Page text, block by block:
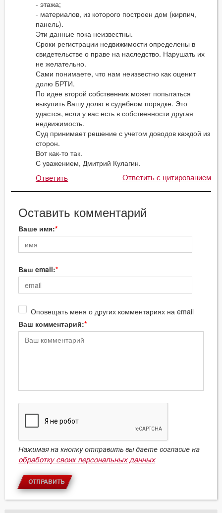
- этажа;
- материалов, из которого построен дом (кирпич,
панель).
Эти данные пока неизвестны.
Сроки регистрации недвижимости определены в
свидетельстве о праве на наследство. Нарушать их
не желательно.
Сами понимаете, что нам неизвестно как оценит
долю БРТИ.
По идее второй собственник может попытаться
выкупить Вашу долю в судебном порядке. Это
удастся, если у вас есть в собственности другая
недвижимость.
Суд принимает решение с учетом доводов каждой из
сторон.
Вот как-то так.
С уважением, Дмитрий Кулагин.
Ответить Ответить с цитированием
Оставить комментарий
Ваше имя:
Ваш email:
Оповещать меня о других комментариях на email
Ваш комментарий:
Нажимая на кнопку отправить вы даете согласие на
обработку своих персональных данных
ОТПРАВИТЬ